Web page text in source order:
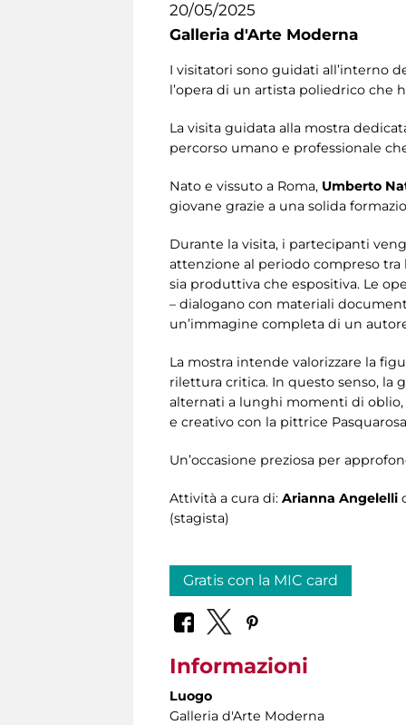
20/05/2025
Galleria d'Arte Moderna
I visitatori sono guidati all’interno
l’opera di un artista poliedrico che
La visita guidata alla mostra
percorso umano e professionale
Nato e vissuto a Roma, Umberto
giovane grazie a una solida
Durante la visita, i partecipanti
attenzione al periodo compreso
sia produttiva che espositiva. Le
– dialogano con materiali
un’immagine completa di un
La mostra intende valorizzare la
rilettura critica. In questo senso, la
alternati a lunghi momenti di oblio,
e creativo con la pittrice
Un’occasione preziosa per
Attività a cura di: Arianna Angelelli
(stagista)
Gratis con la MIC card
Informazioni
Luogo
Galleria d'Arte Moderna